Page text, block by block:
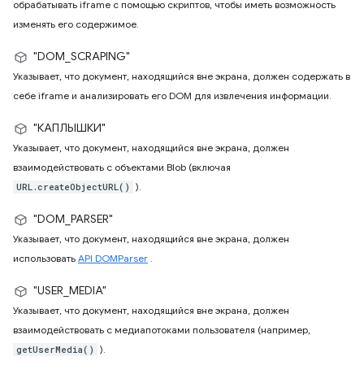
обрабатывать iframe с помощью скриптов, чтобы иметь возможность
изменять его содержимое.
"DOM_SCRAPING"
Указывает, что документ, находящийся вне экрана, должен содержать в
себе iframe и анализировать его DOM для извлечения информации.
"КАПЛЫШКИ"
Указывает, что документ, находящийся вне экрана, должен
взаимодействовать с объектами Blob (включая
URL.createObjectURL() ).
"DOM_PARSER"
Указывает, что документ, находящийся вне экрана, должен
использовать API DOMParser .
"USER_MEDIA"
Указывает, что документ, находящийся вне экрана, должен
взаимодействовать с медиапотоками пользователя (например,
getUserMedia() ).